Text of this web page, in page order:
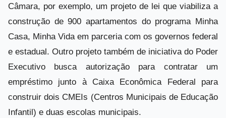
Câmara, por exemplo, um projeto de lei que viabiliza a
construção de 900 apartamentos do programa Minha
Casa, Minha Vida em parceria com os governos federal
e estadual. Outro projeto também de iniciativa do Poder
Executivo busca autorização para contratar um
empréstimo junto à Caixa Econômica Federal para
construir dois CMEIs (Centros Municipais de Educação
Infantil) e duas escolas municipais.